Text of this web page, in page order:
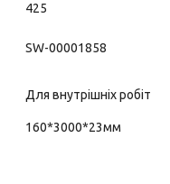
425
SW-00001858
Для внутрішніх робіт
160*3000*23мм